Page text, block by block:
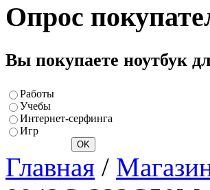
Опрос
Вы покупаете ноутбук
Работы
Учебы
Интернет-серфинга
Игр
Главная /